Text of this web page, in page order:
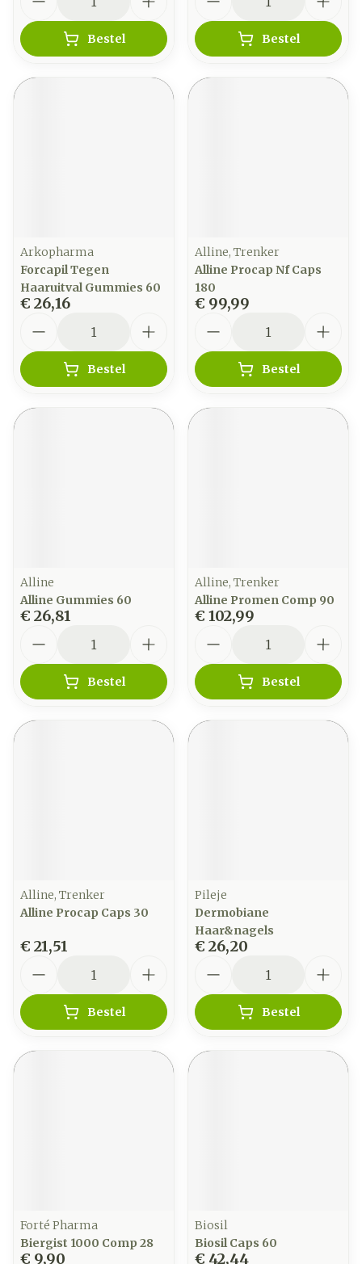
Bestel Bestel
Arkopharma
Forcapil Tegen
Haaruitval Gummies 60
€ 26,16
Bestel
Alline, Trenker
Alline Procap Nf Caps
180
€ 99,99
Bestel
Alline
Alline Gummies 60
€ 26,81
Bestel
Alline, Trenker
Alline Promen Comp 90
€ 102,99
Bestel
Alline, Trenker
Alline Procap Caps 30
€ 21,51
Bestel
Pileje
Dermobiane
Haar&nagels
€ 26,20
Bestel
Forté Pharma
Biergist 1000 Comp 28
€ 9,90
Biosil
Biosil Caps 60
€ 42,44